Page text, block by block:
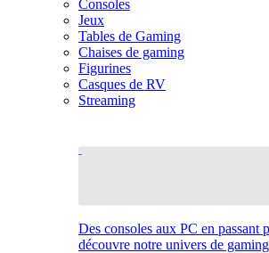
Consoles
Jeux
Tables de Gaming
Chaises de gaming
Figurines
Casques de RV
Streaming
Des consoles aux PC en passant
découvre notre univers de gaming